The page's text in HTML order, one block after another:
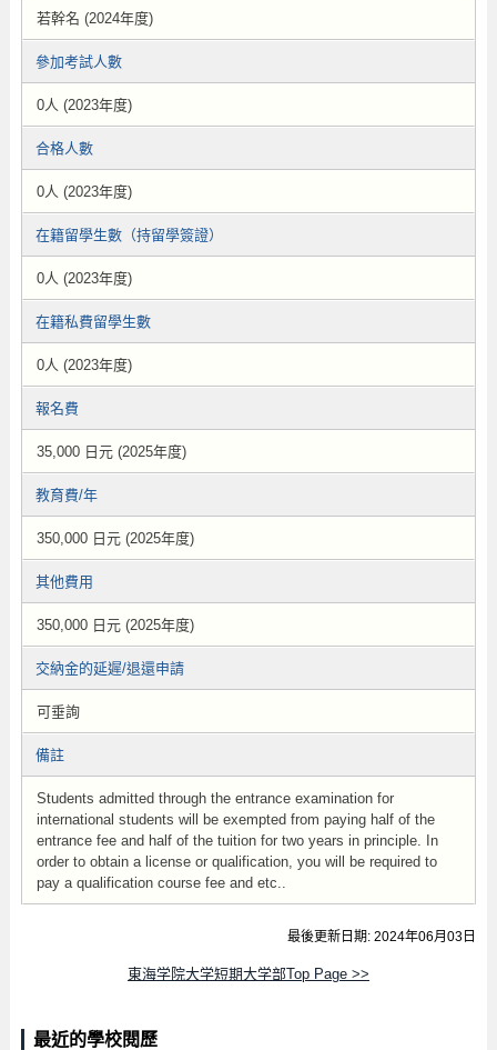
若幹名 (2024年度)
參加考試人數
0人 (2023年度)
合格人數
0人 (2023年度)
在籍留學生數（持留學簽證）
0人 (2023年度)
在籍私費留學生數
0人 (2023年度)
報名費
35,000 日元 (2025年度)
教育費/年
350,000 日元 (2025年度)
其他費用
350,000 日元 (2025年度)
交納金的延遲/退還申請
可垂詢
備註
Students admitted through the entrance examination for
international students will be exempted from paying half of the
entrance fee and half of the tuition for two years in principle. In
order to obtain a license or qualification, you will be required to
pay a qualification course fee and etc..
最後更新日期: 2024年06月03日
東海学院大学短期大学部Top Page >>
最近的學校閱歷